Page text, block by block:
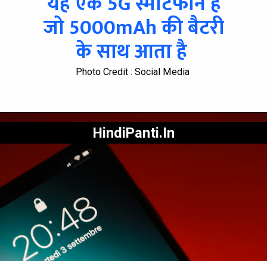
जो 5000mAh की बैटरी
के साथ आता है
Photo Credit : Social Media
HindiPanti.In